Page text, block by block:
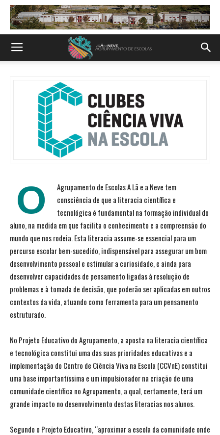
O
Agrupamento de Escolas A Lã e a Neve tem
consciência de que a literacia científica e
tecnológica é fundamental na formação individual do
aluno, na medida em que facilita o conhecimento e a compreensão do
mundo que nos rodeia. Esta literacia assume-se essencial para um
percurso escolar bem-sucedido, indispensável para assegurar um bom
desenvolvimento pessoal e estimular a curiosidade, e ainda para
desenvolver capacidades de pensamento ligadas à resolução de
problemas e à tomada de decisão, que poderão ser aplicadas em outros
contextos da vida, atuando como ferramenta para um pensamento
estruturado.
No Projeto Educativo do Agrupamento, a aposta na literacia científica
e tecnológica constitui uma das suas prioridades educativas e a
implementação do Centro de Ciência Viva na Escola (CCVnE) constitui
uma base importantíssima e um impulsionador na criação de uma
comunidade científica no Agrupamento, a qual, certamente, terá um
grande impacto no desenvolvimento destas literacias nos alunos.
Segundo o Projeto Educativo, “aproximar a escola da comunidade onde